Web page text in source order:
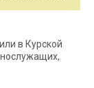
в Курской